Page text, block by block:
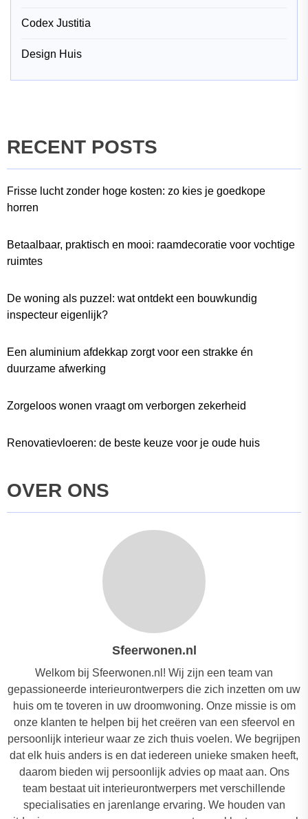
Codex Justitia
Design Huis
RECENT POSTS
Frisse lucht zonder hoge kosten: zo kies je goedkope
horren
Betaalbaar, praktisch en mooi: raamdecoratie voor vochtige
ruimtes
De woning als puzzel: wat ontdekt een bouwkundig
inspecteur eigenlijk?
Een aluminium afdekkap zorgt voor een strakke én
duurzame afwerking
Zorgeloos wonen vraagt om verborgen zekerheid
Renovatievloeren: de beste keuze voor je oude huis
OVER ONS
Sfeerwonen.nl
Welkom bij Sfeerwonen.nl! Wij zijn een team van
gepassioneerde interieurontwerpers die zich inzetten om uw
huis om te toveren in uw droomwoning. Onze missie is om
onze klanten te helpen bij het creëren van een sfeervol en
persoonlijk interieur waar ze zich thuis voelen. We begrijpen
dat elk huis anders is en dat iedereen unieke smaken heeft,
daarom bieden wij persoonlijk advies op maat aan. Ons
team bestaat uit interieurontwerpers met verschillende
specialisaties en jarenlange ervaring. We houden van